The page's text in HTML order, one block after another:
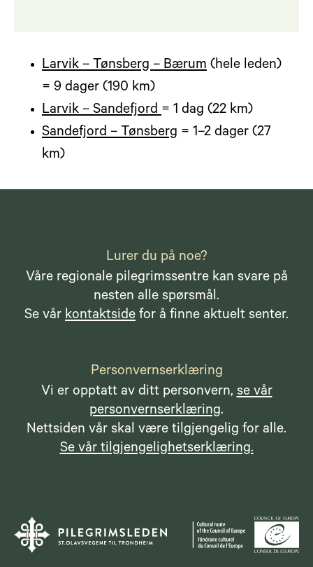
Larvik – Tønsberg – Bærum (hele leden)
= 9 dager (190 km)
Larvik – Sandefjord= 1 dag (22 km)
Sandefjord – Tønsberg = 1–2 dager (27
km)
Lurer du på noe?
Våre regionale pilegrimssentre kan svare på
nesten alle spørsmål.
Se vår kontaktside for å finne aktuelt senter.
Personvernserklæring
Vi er opptatt av ditt personvern,se vår
personvernserklæring.
Nettsiden vår skal være tilgjengelig for alle.
Se vår tilgjengelighetserklæring.